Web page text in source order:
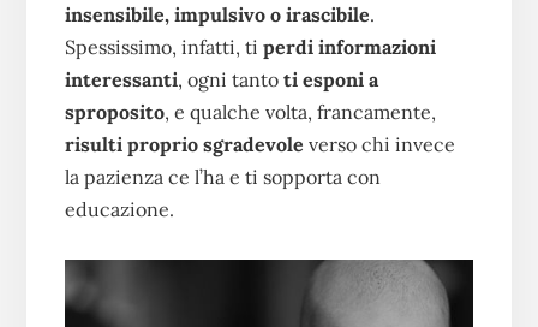
insensibile, impulsivo o irascibile.
Spessissimo, infatti, ti perdi informazioni
interessanti, ogni tanto ti esponi a
sproposito, e qualche volta, francamente,
risulti proprio sgradevole verso chi invece
la pazienza ce l’ha e ti sopporta con
educazione.